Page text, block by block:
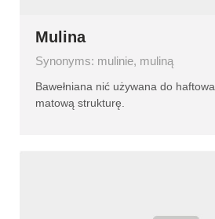
Mulina
Synonyms: mulinie, muliną
Bawełniana nić używana do
matową strukturę.